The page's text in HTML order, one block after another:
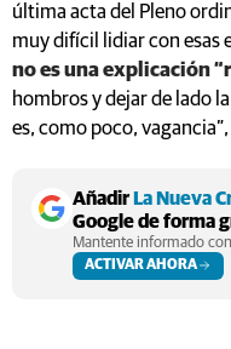
última acta del Pleno
muy difícil lidiar con esas
no es una explicación
hombros y dejar de lado
es, como poco,
AñadirLa Nueva
Google de forma
Mantente informado
ACTIVAR AHORA